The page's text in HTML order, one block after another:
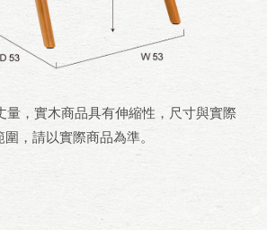
，實木商品具有伸縮性，尺寸與實際
，請以實際商品為準。